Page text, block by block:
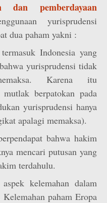
dan pemberdayaan
yurisprudensi
dua paham yakni :
Indonesia yang
yurisprudensi tidak
Karena itu
berpatokan pada
yurisprudensi hanya
apalagi memaksa).
bahwa hakim
mencari putusan yang
terdahulu.
kelemahan dalam
paham Eropa